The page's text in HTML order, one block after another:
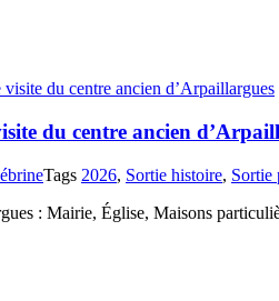
du centre ancien
Tags 2026, Sortie histoire, Sortie
: Mairie, Église, Maisons